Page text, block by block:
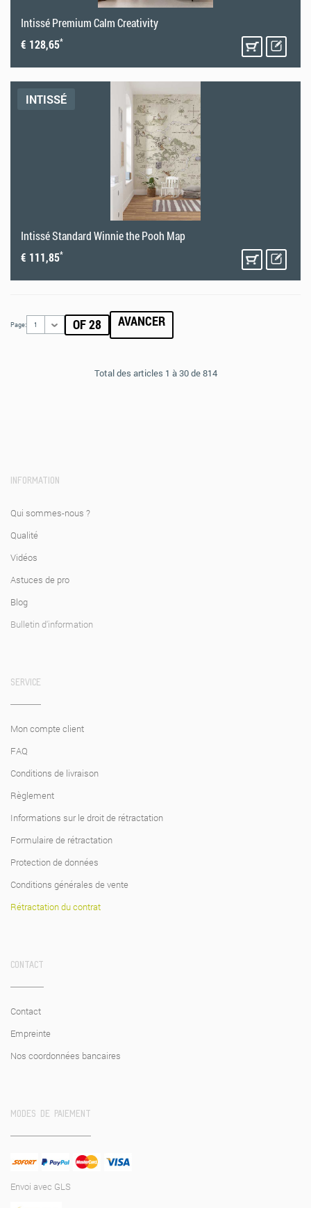
Intissé Premium Calm Creativity
€ 128,65*
INTISSÉ
Intissé Standard Winnie the Pooh Map
€ 111,85*
Page: 1 OF 28 AVANCER
Total des articles 1 à 30 de 814
INFORMATION
Qui sommes-nous ?
Qualité
Vidéos
Astuces de pro
Blog
Bulletin d'information
SERVICE
Mon compte client
FAQ
Conditions de livraison
Règlement
Informations sur le droit de rétractation
Formulaire de rétractation
Protection de données
Conditions générales de vente
Rétractation du contrat
CONTACT
Contact
Empreinte
Nos coordonnées bancaires
MODES DE PAIEMENT
Envoi avec GLS